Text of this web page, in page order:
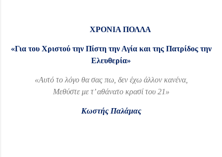
ΧΡΟΝΙΑ ΠΟΛΛΑ
«Για του Χριστού την Πίστη την Αγία και της Πατρίδος την
Ελευθερία»
«Αυτό το λόγο θα σας πω, δεν έχω άλλον κανένα,
Μεθύστε με τ’ αθάνατο κρασί του 21»
Κωστής Παλάμας